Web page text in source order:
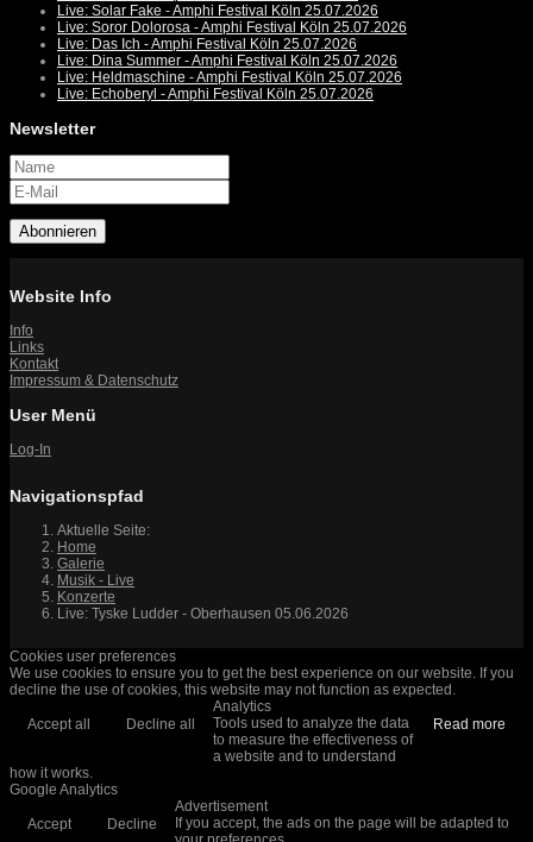
Live: Solar Fake - Amphi Festival Köln 25.07.2026
Live: Soror Dolorosa - Amphi Festival Köln 25.07.2026
Live: Das Ich - Amphi Festival Köln 25.07.2026
Live: Dina Summer - Amphi Festival Köln 25.07.2026
Live: Heldmaschine - Amphi Festival Köln 25.07.2026
Live: Echoberyl - Amphi Festival Köln 25.07.2026
Newsletter
Abonnieren
Website Info
Info
Links
Kontakt
Impressum & Datenschutz
User Menü
Log-In
Navigationspfad
Aktuelle Seite:
Home
Galerie
Musik - Live
Konzerte
Live: Tyske Ludder - Oberhausen 05.06.2026
Cookies user preferences
We use cookies to ensure you to get the best experience on our website. If you
decline the use of cookies, this website may not function as expected.
Accept all Decline all Read more
Analytics
Tools used to analyze the data
to measure the effectiveness of
a website and to understand
how it works.
Google Analytics
Accept Decline
Advertisement
If you accept, the ads on the page will be adapted to